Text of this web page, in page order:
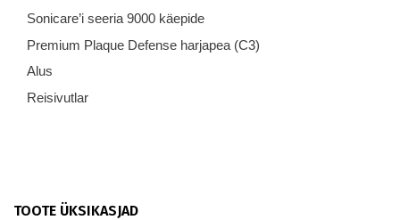
Sonicare’i seeria 9000 käepide
Premium Plaque Defense harjapea (C3)
Alus
Reisivutlar
TOOTE ÜKSIKASJAD